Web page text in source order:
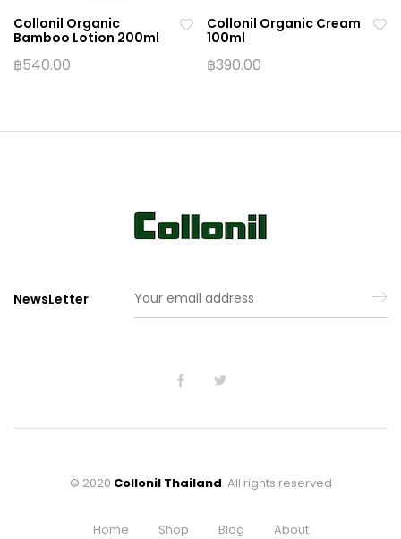
Collonil Organic
Bamboo Lotion 200ml
฿540.00
wi
Collonil Organic Cream
100ml
฿390.00
wi
NewsLetter
© 2020 Collonil Thailand. All rights reserved
Home Shop Blog About